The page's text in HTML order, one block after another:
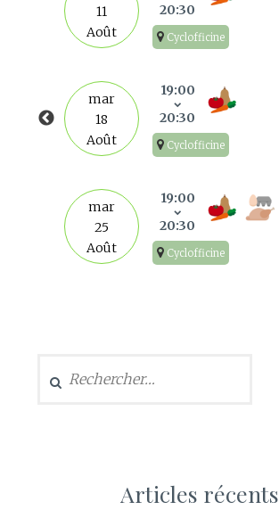
11
Août
20:30
Cyclofficine
mar
18
Août
19:00
20:30
Cyclofficine
mar
25
Août
19:00
20:30
Cyclofficine
Articles récents